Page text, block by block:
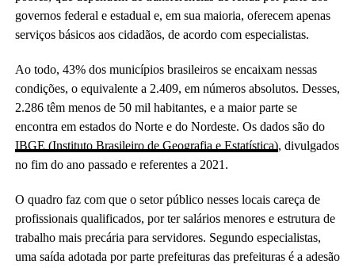
governos federal e estadual e, em sua maioria, oferecem apenas
serviços básicos aos cidadãos, de acordo com especialistas.
Ao todo, 43% dos municípios brasileiros se encaixam nessas
condições, o equivalente a 2.409, em números absolutos. Desses,
2.286 têm menos de 50 mil habitantes, e a maior parte se
encontra em estados do Norte e do Nordeste. Os dados são do
IBGE (Instituto Brasileiro de Geografia e Estatística), divulgados
no fim do ano passado e referentes a 2021.
O quadro faz com que o setor público nesses locais careça de
profissionais qualificados, por ter salários menores e estrutura de
trabalho mais precária para servidores. Segundo especialistas,
uma saída adotada por parte prefeituras das prefeituras é a adesão